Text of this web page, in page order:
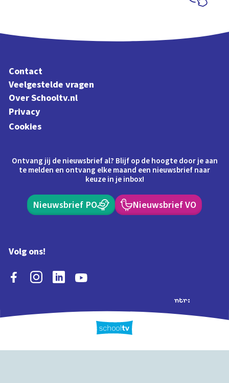
Contact
Veelgestelde vragen
Over Schooltv.nl
Privacy
Cookies
Ontvang jij de nieuwsbrief al? Blijf op de hoogte door je aan
te melden en ontvang elke maand een nieuwsbrief naar
keuze in je inbox!
Nieuwsbrief PO Nieuwsbrief VO
Volg ons!